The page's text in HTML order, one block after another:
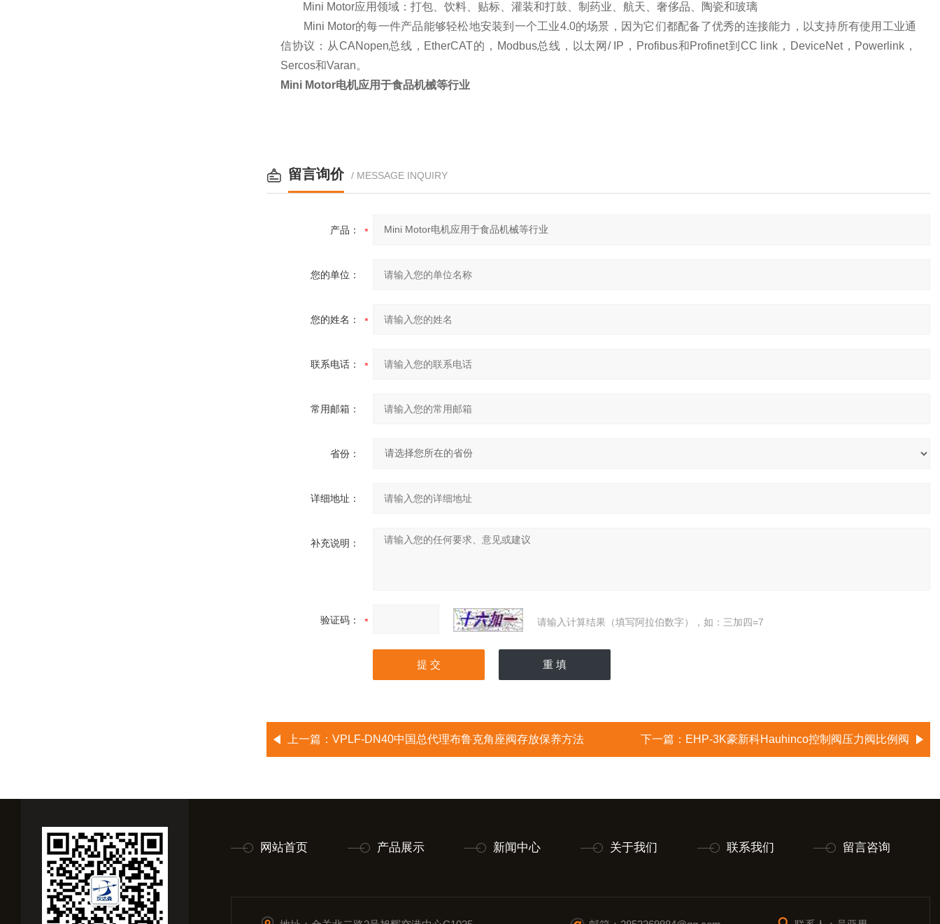
Mini Motor应用领域：打包、饮料、贴标、灌装和打鼓、制药业、航天、奢侈品、陶瓷和玻璃
Mini Motor的每一件产品能够轻松地安装到一个工业4.0的场景，因为它们都配备了优秀的连接能力，以支持所有使用工业通
信协议：从CANopen总线，EtherCAT的，Modbus总线，以太网/ IP，Profibus和Profinet到CC link，DeviceNet，Powerlink，
Sercos和Varan。
Mini Motor电机应用于食品机械等行业
留言询价 / MESSAGE INQUIRY
产品：
您的单位：
您的姓名：
联系电话：
常用邮箱：
省份：
详细地址：
补充说明：
验证码： 请输入计算结果（填写阿拉伯数字），如：三加四=7
上一篇： VPLF-DN40中国总代理布鲁克角座阀存放保养方法 下一篇： EHP-3K豪新科Hauhinco控制阀压力阀比例阀
网站首页 产品展示 新闻中心 关于我们 联系我们 留言咨询